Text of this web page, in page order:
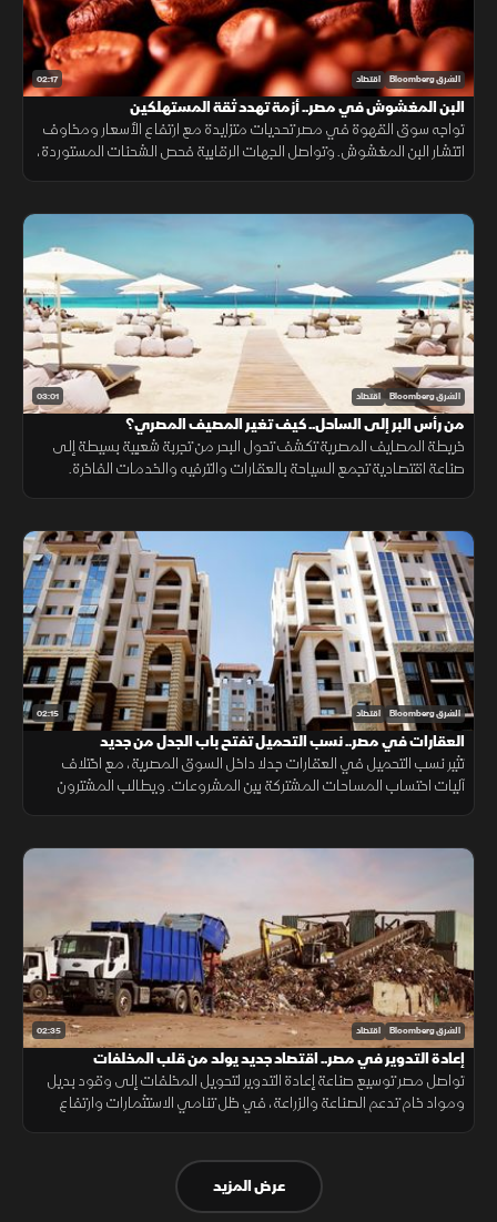
02:17 الشرق Bloomberg اقتصاد
البن المغشوش في مصر.. أزمة تهدد ثقة المستهلكين
تواجه سوق القهوة في مصر تحديات متزايدة مع ارتفاع الأسعار ومخاوف
انتشار البن المغشوش. وتواصل الجهات الرقابية فحص الشحنات المستوردة،
03:01 الشرق Bloomberg اقتصاد
من رأس البر إلى الساحل.. كيف تغير المصيف المصري؟
خريطة المصايف المصرية تكشف تحول البحر من تجربة شعبية بسيطة إلى
صناعة اقتصادية تجمع السياحة بالعقارات والترفيه والخدمات الفاخرة.
02:15 الشرق Bloomberg اقتصاد
العقارات في مصر.. نسب التحميل تفتح باب الجدل من جديد
تثير نسب التحميل في العقارات جدلا داخل السوق المصرية، مع اختلاف
آليات احتساب المساحات المشتركة بين المشروعات. ويطالب المشترون
02:35 الشرق Bloomberg اقتصاد
إعادة التدوير في مصر.. اقتصاد جديد يولد من قلب المخلفات
تواصل مصر توسيع صناعة إعادة التدوير لتحويل المخلفات إلى وقود بديل
ومواد خام تدعم الصناعة والزراعة، في ظل تنامي الاستثمارات وارتفاع
عرض المزيد